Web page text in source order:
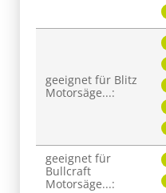
geeignet für Blitz
Motorsäge...:
geeignet für
Bullcraft
Motorsäge...: